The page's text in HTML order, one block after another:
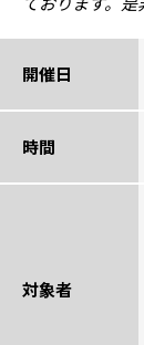
開催日
時間
対象者